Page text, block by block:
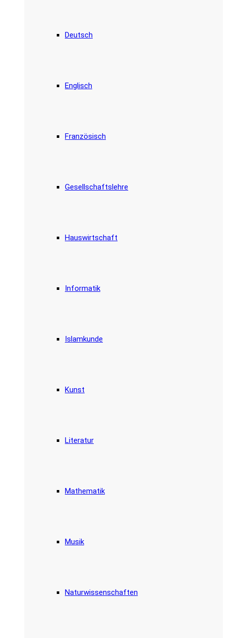
Deutsch
Englisch
Französisch
Gesellschaftslehre
Hauswirtschaft
Informatik
Islamkunde
Kunst
Literatur
Mathematik
Musik
Naturwissenschaften